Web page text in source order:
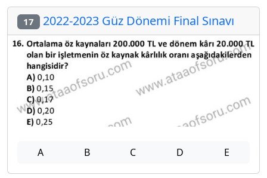
17 2022-2023 Güz Dönemi Final Sınavı
A B C D E